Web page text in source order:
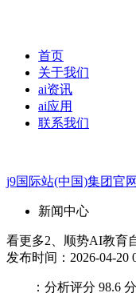
首页
关于我们
ai资讯
ai应用
联系我们
j9国际站(中国)集团官网
新闻中心
看更多2、顺势AI教育
发布时间：2026-04-20
：分析评分 98.6 分